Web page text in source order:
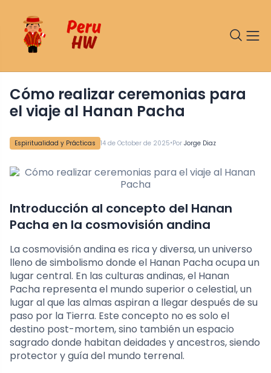
Espiritualidad y Prácticas 14 de October de 2025•Por Jorge Diaz
Cómo realizar ceremonias para
el viaje al Hanan Pacha
Introducción al concepto del Hanan
Pacha en la cosmovisión andina
La cosmovisión andina es rica y diversa, un universo
lleno de simbolismo donde el Hanan Pacha ocupa un
lugar central. En las culturas andinas, el Hanan
Pacha representa el mundo superior o celestial, un
lugar al que las almas aspiran a llegar después de su
paso por la Tierra. Este concepto no es solo el
destino post-mortem, sino también un espacio
sagrado donde habitan deidades y ancestros, siendo
protector y guía del mundo terrenal.